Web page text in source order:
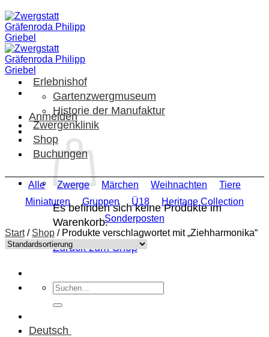
Zum
Inhalt
springen
Anmelden
Es befinden sich keine Produkte im
Warenkorb.
Zurück zum Shop
Suchen
nach:
Deutsch
Erlebnishof
Gartenzwergmuseum
Historie der Manufaktur
Zwergenklinik
Shop
Buchungen
Alle Zwerge Märchen Weihnachten
Tiere
Miniaturen
Gruppen Ü18
Heritage Collection
Sonderposten
Start / Shop /Produkte verschlagwortet mit „Ziehharmonika“